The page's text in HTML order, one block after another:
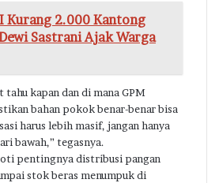
Kurang 2.000 Kantong
Sastrani Ajak Warga
kapan dan di mana GPM
bahan pokok benar-benar bisa
harus lebih masif, jangan hanya
bawah,” tegasnya.
pentingnya distribusi pangan
stok beras menumpuk di